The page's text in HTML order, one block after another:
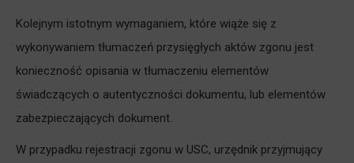
Kolejnym istotnym wymaganiem, które wiąże się z
wykonywaniem tłumaczeń przysięgłych aktów zgonu jest
konieczność opisania w tłumaczeniu elementów
świadczących o autentyczności dokumentu, lub elementów
zabezpieczających dokument.
W przypadku rejestracji zgonu w USC, urzędnik przyjmujący